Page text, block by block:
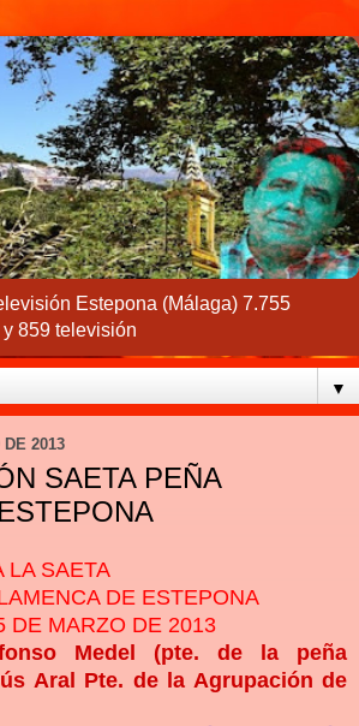
Estepona (Málaga) 7.755
859 televisión
▼
DE 2013
SAETA PEÑA
LA SAETA
DE ESTEPONA
DE MARZO DE 2013
Medel (pte. de la peña
Aral Pte. de la Agrupación de